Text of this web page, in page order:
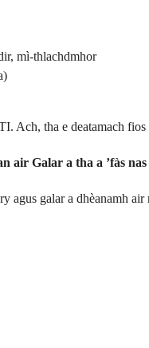
mì-thlachdmhor
tha e deatamach
air Galar a tha a ’fàs nas
galar a dhèanamh